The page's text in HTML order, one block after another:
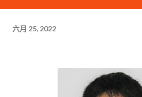
六月 25, 2022